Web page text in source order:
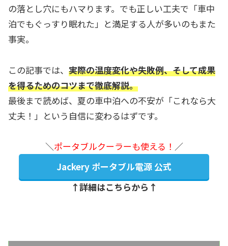
の落とし穴にもハマります。でも正しい工夫で「車中
泊でもぐっすり眠れた」と満足する人が多いのもまた
事実。
この記事では、 実際の温度変化や失敗例、そして成果
を得るためのコツまで徹底解説。
最後まで読めば、夏の車中泊への不安が「これなら大
丈夫！」という自信に変わるはずです。
＼ポータブルクーラーも使える！ ／
Jackery ポータブル電源 公式
↑詳細はこちらから↑